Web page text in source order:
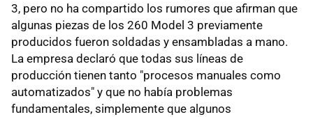
3, pero no ha compartido los rumores que afirman que
algunas piezas de los 260 Model 3 previamente
producidos fueron soldadas y ensambladas a mano.
La empresa declaró que todas sus líneas de
producción tienen tanto "procesos manuales como
automatizados" y que no había problemas
fundamentales, simplemente que algunos